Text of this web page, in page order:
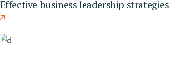
Effective business leadership strategies